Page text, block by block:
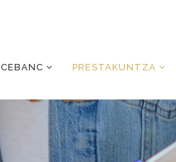
CEBANC PRESTAKUNTZA